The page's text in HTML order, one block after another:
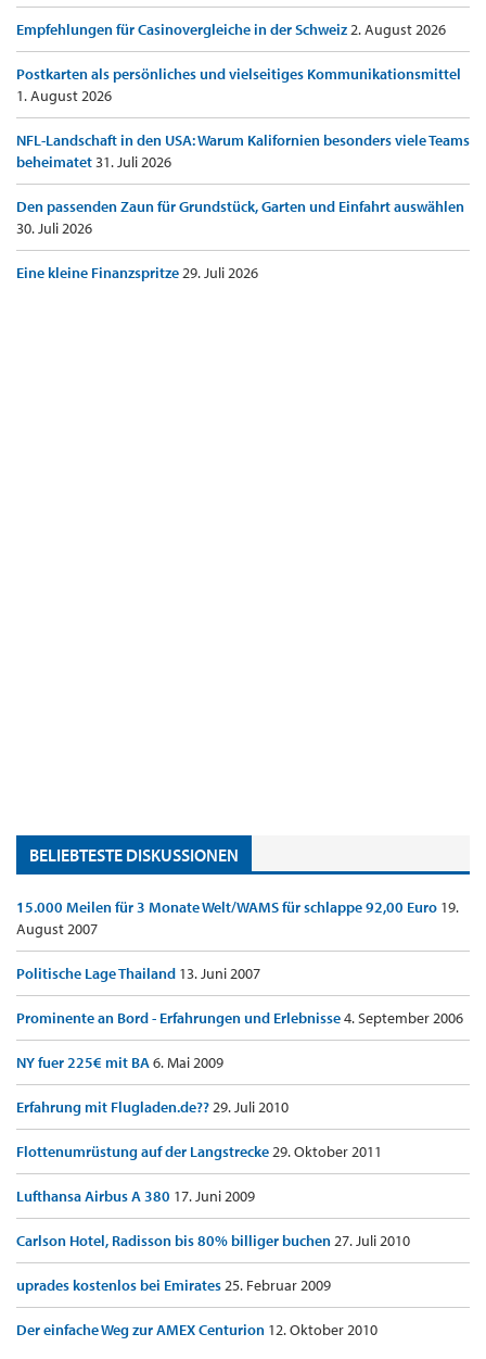
Empfehlungen für Casinovergleiche in der Schweiz2. August 2026
Postkarten als persönliches und vielseitiges Kommunikationsmittel
1. August 2026
NFL-Landschaft in den USA: Warum Kalifornien besonders viele Teams
beheimatet31. Juli 2026
Den passenden Zaun für Grundstück, Garten und Einfahrt auswählen
30. Juli 2026
Eine kleine Finanzspritze29. Juli 2026
BELIEBTESTE DISKUSSIONEN
15.000 Meilen für 3 Monate Welt/WAMS für schlappe 92,00 Euro 19.
August 2007
Politische Lage Thailand 13. Juni 2007
Prominente an Bord - Erfahrungen und Erlebnisse4. September 2006
NY fuer 225€ mit BA6. Mai 2009
Erfahrung mit Flugladen.de??29. Juli 2010
Flottenumrüstung auf der Langstrecke29. Oktober 2011
Lufthansa Airbus A 380 17. Juni 2009
Carlson Hotel, Radisson bis 80% billiger buchen27. Juli 2010
uprades kostenlos bei Emirates25. Februar 2009
Der einfache Weg zur AMEX Centurion 12. Oktober 2010